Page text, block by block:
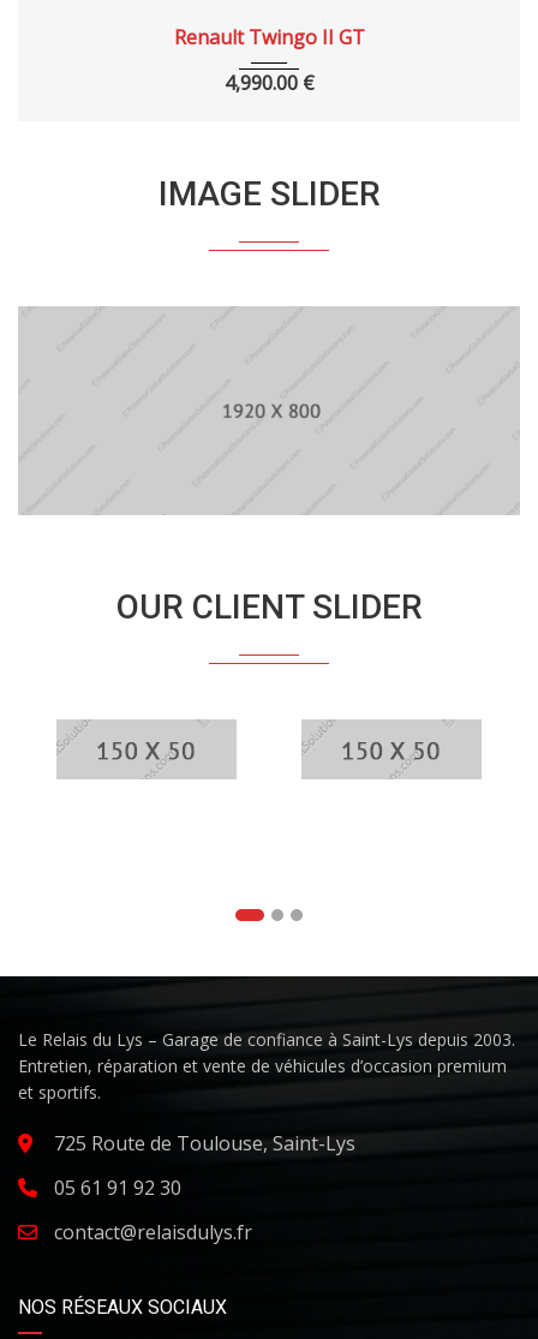
Renault Twingo II GT
4,990.00€
IMAGE SLIDER
OUR CLIENT SLIDER
Le Relais du Lys – Garage de confiance à Saint-Lys depuis 2003.
Entretien, réparation et vente de véhicules d’occasion premium
et sportifs.
725 Route de Toulouse, Saint-Lys
05 61 91 92 30
contact@relaisdulys.fr
NOS RÉSEAUX SOCIAUX